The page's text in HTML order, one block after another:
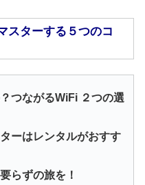
スターする５つのコ
つながるWiFi ２つの選
ーはレンタルがおすす
らずの旅を！